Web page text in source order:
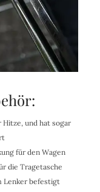
Hitze, und hat sogar
für den Wagen
die Tragetasche
Lenker befestigt